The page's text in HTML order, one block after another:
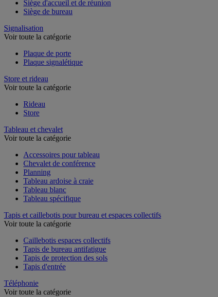
Siège d'accueil et de réunion
Siège de bureau
Signalisation
Voir toute la catégorie
Plaque de porte
Plaque signalétique
Store et rideau
Voir toute la catégorie
Rideau
Store
Tableau et chevalet
Voir toute la catégorie
Accessoires pour tableau
Chevalet de conférence
Planning
Tableau ardoise à craie
Tableau blanc
Tableau spécifique
Tapis et caillebotis pour bureau et espaces collectifs
Voir toute la catégorie
Caillebotis espaces collectifs
Tapis de bureau antifatigue
Tapis de protection des sols
Tapis d'entrée
Téléphonie
Voir toute la catégorie